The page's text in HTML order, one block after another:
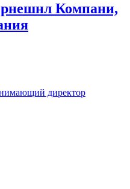
Компани,
директор